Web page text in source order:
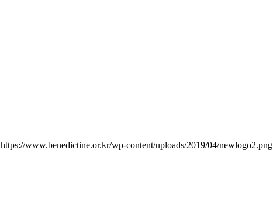
https://www.benedictine.or.kr/wp-content/uploads/2019/04/newlogo2.png